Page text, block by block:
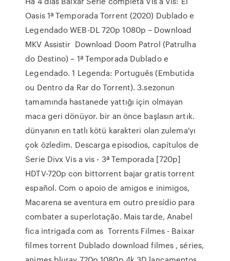
Oasis 1ª Temporada Torrent (2020) Dublado e
Legendado WEB-DL 720p 1080p – Download
MKV Assistir Download Doom Patrol (Patrulha
do Destino) – 1ª Temporada Dublado e
Legendado. 1 Legenda: Português (Embutida
ou Dentro da Rar do Torrent). 3.sezonun
tamamında hastanede yattığı için olmayan
maca geri dönüyor. bir an önce başlasın artık.
dünyanın en tatlı kötü karakteri olan zulema'yı
çok özledim. Descarga episodios, capítulos de
Serie Divx Vis a vis - 3ª Temporada [720p]
HDTV-720p con bittorrent bajar gratis torrent
español. Com o apoio de amigos e inimigos,
Macarena se aventura em outro presídio para
combater a superlotação. Mais tarde, Anabel
fica intrigada com as Torrents Filmes - Baixar
filmes torrent Dublado download filmes , séries,